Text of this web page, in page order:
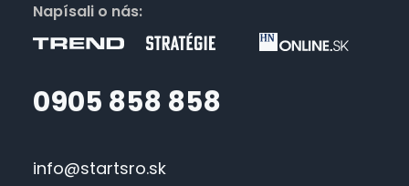
Napísali o nás:
0905 858 858
info@startsro.sk